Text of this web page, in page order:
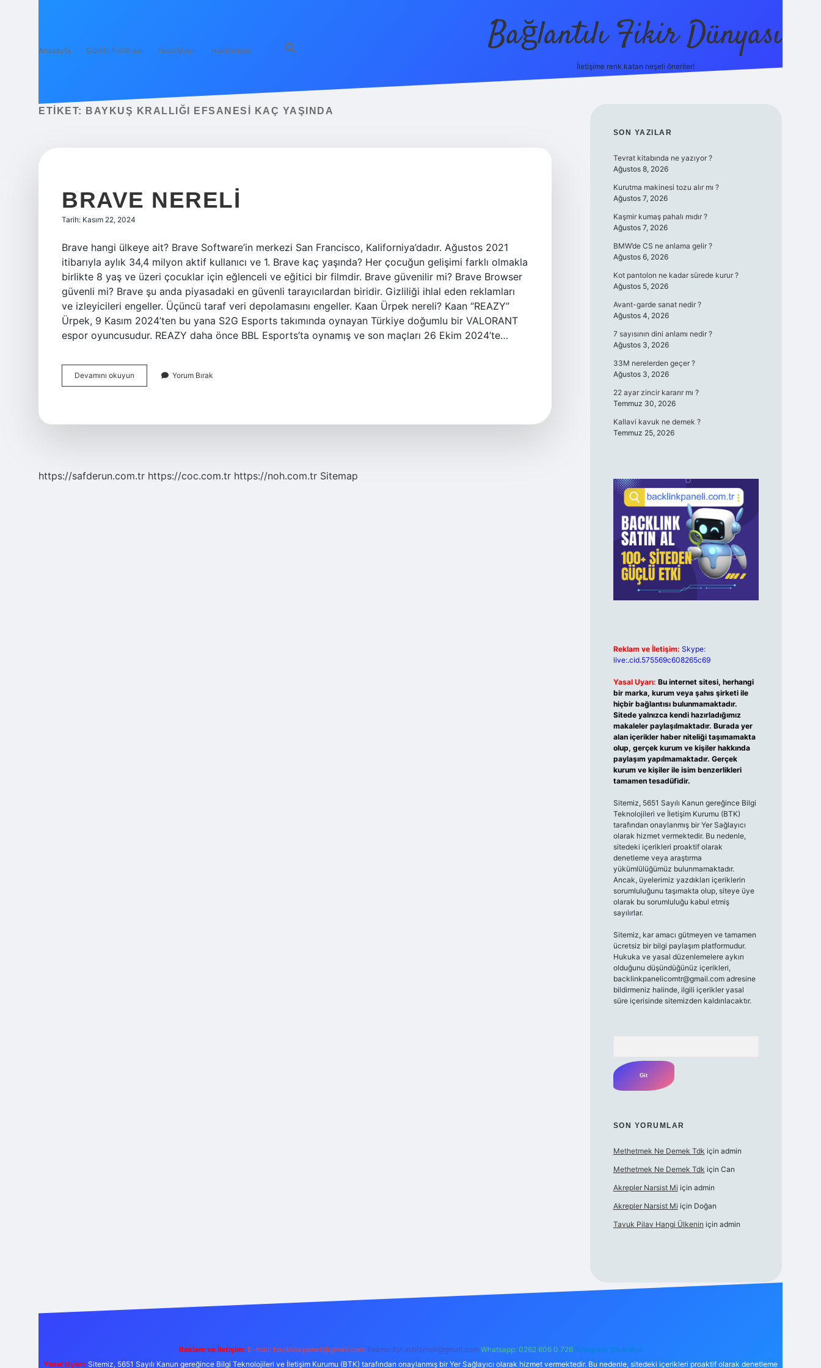
Anasayfa Gizlilik Politikası Yasal Uyarı Hakkımızda Bağlantılı Fikir Dünyası
İletişime renk katan neşeli öneriler!
ETIKET: BAYKUŞ KRALLIĞI EFSANESI KAÇ YAŞINDA
BRAVE NERELI
Tarih: Kasım 22, 2024
Brave hangi ülkeye ait? Brave Software’in merkezi San Francisco, Kaliforniya’dadır. Ağustos 2021
itibarıyla aylık 34,4 milyon aktif kullanıcı ve 1. Brave kaç yaşında? Her çocuğun gelişimi farklı olmakla
birlikte 8 yaş ve üzeri çocuklar için eğlenceli ve eğitici bir filmdir. Brave güvenilir mi? Brave Browser
güvenli mi? Brave şu anda piyasadaki en güvenli tarayıcılardan biridir. Gizliliği ihlal eden reklamları
ve izleyicileri engeller. Üçüncü taraf veri depolamasını engeller. Kaan Ürpek nereli? Kaan “REAZY”
Ürpek, 9 Kasım 2024’ten bu yana S2G Esports takımında oynayan Türkiye doğumlu bir VALORANT
espor oyuncusudur. REAZY daha önce BBL Esports’ta oynamış ve son maçları 26 Ekim 2024’te…
Devamını okuyun
Nereli
Yorum Bırak
https://safderun.com.tr https://coc.com.tr https://noh.com.tr Sitemap
SIDEBAR
SON YAZILAR
Tevrat kitabında ne yazıyor ?
Ağustos 8, 2026
Kurutma makinesi tozu alır mı ?
Ağustos 7, 2026
Kaşmir kumaş pahalı mıdır ?
Ağustos 7, 2026
BMW’de CS ne anlama gelir ?
Ağustos 6, 2026
Kot pantolon ne kadar sürede kurur ?
Ağustos 5, 2026
Avant-garde sanat nedir ?
Ağustos 4, 2026
7 sayısının dini anlamı nedir ?
Ağustos 3, 2026
33M nerelerden geçer ?
Ağustos 3, 2026
22 ayar zincir kararır mı ?
Temmuz 30, 2026
Kallavi kavuk ne demek ?
Temmuz 25, 2026
Reklam ve İletişim: Skype:
live:.cid.575569c608265c69
Yasal Uyarı: Bu internet sitesi, herhangi
bir marka, kurum veya şahıs şirketi ile
hiçbir bağlantısı bulunmamaktadır.
Sitede yalnızca kendi hazırladığımız
makaleler paylaşılmaktadır. Burada yer
alan içerikler haber niteliği taşımamakta
olup, gerçek kurum ve kişiler hakkında
paylaşım yapılmamaktadır. Gerçek
kurum ve kişiler ile isim benzerlikleri
tamamen tesadüfidir.
Sitemiz, 5651 Sayılı Kanun gereğince Bilgi
Teknolojileri ve İletişim Kurumu (BTK)
tarafından onaylanmış bir Yer Sağlayıcı
olarak hizmet vermektedir. Bu nedenle,
sitedeki içerikleri proaktif olarak
denetleme veya araştırma
yükümlülüğümüz bulunmamaktadır.
Ancak, üyelerimiz yazdıkları içeriklerin
sorumluluğunu taşımakta olup, siteye üye
olarak bu sorumluluğu kabul etmiş
sayılırlar.
Sitemiz, kar amacı gütmeyen ve tamamen
ücretsiz bir bilgi paylaşım platformudur.
Hukuka ve yasal düzenlemelere aykırı
olduğunu düşündüğünüz içerikleri,
backlinkpanelicomtr@gmail.comadresine
bildirmeniz halinde, ilgili içerikler yasal
süre içerisinde sitemizden kaldırılacaktır.
SON YORUMLAR
Methetmek Ne Demek Tdk için admin
Methetmek Ne Demek Tdk için Can
Akrepler Narsist Mi için admin
Akrepler Narsist Mi için Doğan
Tavuk Pilav Hangi Ülkenin için admin
Reklam ve İletişim: E-mail: backlinkpaneli@gmail.com Teams: forumhizmeti@gmail.com Whatsapp: 0262 606 0 726 Telegram: @karabul
Yasal Uyarı: Sitemiz, 5651 Sayılı Kanun gereğince Bilgi Teknolojileri ve İletişim Kurumu (BTK) tarafından onaylanmış bir Yer Sağlayıcı olarak hizmet vermektedir. Bu nedenle, sitedeki içerikleri proaktif olarak denetleme